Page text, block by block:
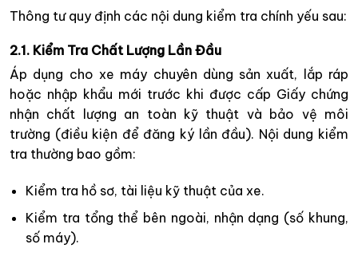
Thông tư quy định các nội dung kiểm tra chính yếu sau:
2.1. Kiểm Tra Chất Lượng Lần Đầu
Áp dụng cho xe máy chuyên dùng sản xuất, lắp ráp
hoặc nhập khẩu mới trước khi được cấp Giấy chứng
nhận chất lượng an toàn kỹ thuật và bảo vệ môi
trường (điều kiện để đăng ký lần đầu). Nội dung kiểm
tra thường bao gồm:
Kiểm tra hồ sơ, tài liệu kỹ thuật của xe.
Kiểm tra tổng thể bên ngoài, nhận dạng (số khung,
số máy).